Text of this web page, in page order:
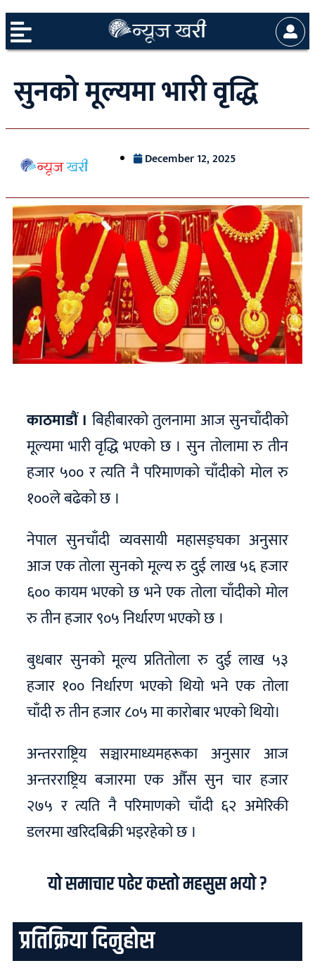
सुनको मूल्यमा भारी वृद्धि
December 12, 2025
काठमाडौं । बिहीबारको तुलनामा आज सुनचाँदीको
मूल्यमा भारी वृद्धि भएको छ । सुन तोलामा रु तीन
हजार ५०० र त्यति नै परिमाणको चाँदीको मोल रु
१००ले बढेको छ ।
नेपाल सुनचाँदी व्यवसायी महासङ्घका अनुसार
आज एक तोला सुनको मूल्य रु दुई लाख ५६ हजार
६०० कायम भएको छ भने एक तोला चाँदीको मोल
रु तीन हजार ९०५ निर्धारण भएको छ ।
बुधबार सुनको मूल्य प्रतितोला रु दुई लाख ५३
हजार १०० निर्धारण भएको थियो भने एक तोला
चाँदी रु तीन हजार ८०५ मा कारोबार भएको थियो।
अन्तरराष्ट्रिय सञ्चारमाध्यमहरूका अनुसार आज
अन्तरराष्ट्रिय बजारमा एक औँस सुन चार हजार
२७५ र त्यति नै परिमाणको चाँदी ६२ अमेरिकी
डलरमा खरिदबिक्री भइरहेको छ ।
यो समाचार पढेर कस्तो महसुस भयो ?
प्रतिक्रिया दिनुहोस